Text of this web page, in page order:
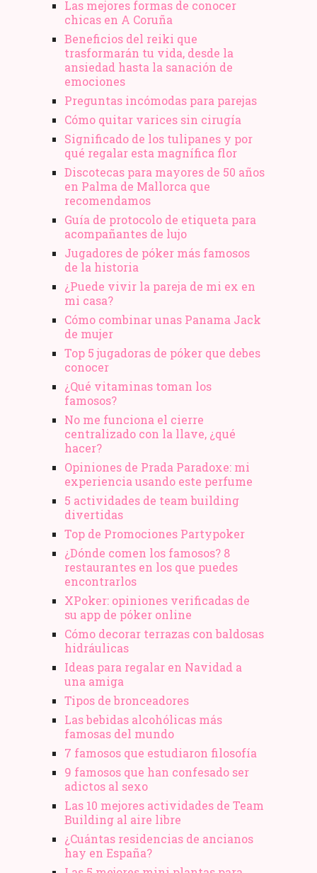
Las mejores formas de conocer
chicas en A Coruña
Beneficios del reiki que
trasformarán tu vida, desde la
ansiedad hasta la sanación de
emociones
Preguntas incómodas para parejas
Cómo quitar varices sin cirugía
Significado de los tulipanes y por
qué regalar esta magnífica flor
Discotecas para mayores de 50 años
en Palma de Mallorca que
recomendamos
Guía de protocolo de etiqueta para
acompañantes de lujo
Jugadores de póker más famosos
de la historia
¿Puede vivir la pareja de mi ex en
mi casa?
Cómo combinar unas Panama Jack
de mujer
Top 5 jugadoras de póker que debes
conocer
¿Qué vitaminas toman los
famosos?
No me funciona el cierre
centralizado con la llave, ¿qué
hacer?
Opiniones de Prada Paradoxe: mi
experiencia usando este perfume
5 actividades de team building
divertidas
Top de Promociones Partypoker
¿Dónde comen los famosos? 8
restaurantes en los que puedes
encontrarlos
XPoker: opiniones verificadas de
su app de póker online
Cómo decorar terrazas con baldosas
hidráulicas
Ideas para regalar en Navidad a
una amiga
Tipos de bronceadores
Las bebidas alcohólicas más
famosas del mundo
7 famosos que estudiaron filosofía
9 famosos que han confesado ser
adictos al sexo
Las 10 mejores actividades de Team
Building al aire libre
¿Cuántas residencias de ancianos
hay en España?